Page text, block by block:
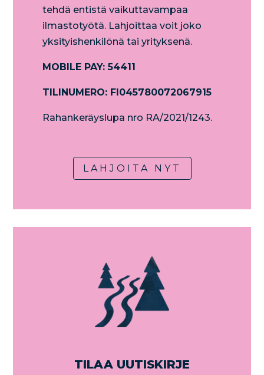
tehdä entistä vaikuttavampaa
ilmastotyötä. Lahjoittaa voit joko
yksityishenkilönä tai yrityksenä.
MOBILE PAY: 54411
TILINUMERO: FI045780072067915
Rahankeräyslupa nro RA/2021/1243.
LAHJOITA NYT
TILAA UUTISKIRJE